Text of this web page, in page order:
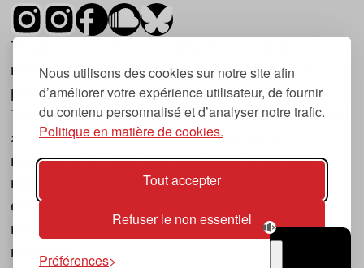
Nous utilisons des cookies sur notre site afin
d’améliorer votre expérience utilisateur, de fournir
du contenu personnalisé et d’analyser notre trafic.
Politique en matière de cookies.
Tout accepter
Refuser le non essentiel
Préférences
Tsugi est un mensuel indépendant sur la
musique et les nouvelles tendances, dont la
première parution date de 2007.
Tsugi en japonais signifie « prochain », « suivant
», ce qui correspond à la thématique du
magazine, à l’affût des nouvelles tendances
musicales, qu’elles viennent de la musique
électronique, du rock ou du hip hop, et des
nouveaux phénomènes de société liés à la
musique.